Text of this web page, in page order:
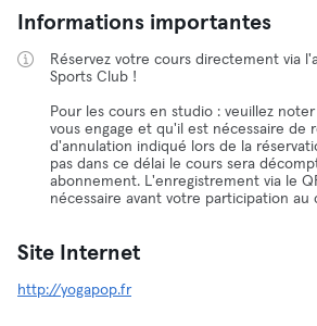
Informations importantes
Réservez votre cours directement via
Sports Club !
Pour les cours en studio : veuillez
vous engage et qu'il est nécessaire de
d'annulation indiqué lors de la
pas dans ce délai le cours sera
abonnement. L'enregistrement via le
nécessaire avant votre participation au
Site Internet
http://yogapop.fr